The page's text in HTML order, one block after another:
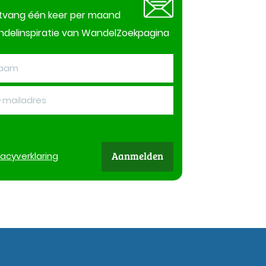
één keer per maand
van WandelZoekpagina
verklaring Aanmelden